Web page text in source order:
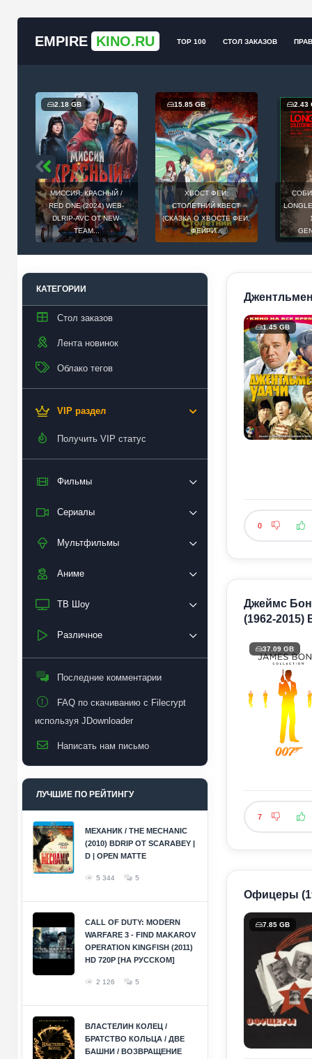
EMPIRE KINO.RU TOP 100 СТОЛ ЗАКАЗОВ
2.18 GB
МИССИЯ: КРАСНЫЙ /
RED ONE (2024) WEB-
DLRIP-AVC ОТ NEW-
TEAM...
15.85 GB
ХВОСТ ФЕИ:
СТОЛЕТНИЙ КВЕСТ
(СКАЗКА О ХВОСТЕ ФЕИ,
ФЕЙРИ...
2.43
КАТЕГОРИИ
Стол заказов
Лента новинок
Облако тегов
VIP раздел
Получить VIP статус
Фильмы
Сериалы
Мультфильмы
Аниме
ТВ Шоу
Различное
Последние комментарии
FAQ по скачиванию с Filecrypt
используя JDownloader
Написать нам письмо
ЛУЧШИЕ ПО РЕЙТИНГУ
МЕХАНИК / THE MECHANIC
(2010) BDRIP ОТ SCARABEY |
D | OPEN MATTE
5 344 5
CALL OF DUTY: MODERN
WARFARE 3 - FIND MAKAROV
OPERATION KINGFISH (2011)
HD 720P [НА РУССКОМ]
2 126 5
ВЛАСТЕЛИН КОЛЕЦ /
БРАТСТВО КОЛЬЦА / ДВЕ
БАШНИ / ВОЗВРАЩЕНИЕ
1.45 GB
0
Джеймс
(1962-2015)
37.09 GB
7
Офицеры
7.85 GB